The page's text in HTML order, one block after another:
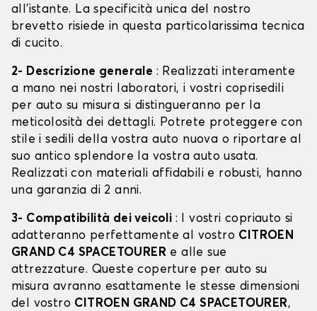
all'istante. La specificità unica del nostro
brevetto risiede in questa particolarissima tecnica
di cucito.
2- Descrizione generale : Realizzati interamente
a mano nei nostri laboratori, i vostri coprisedili
per auto su misura si distingueranno per la
meticolosità dei dettagli. Potrete proteggere con
stile i sedili della vostra auto nuova o riportare al
suo antico splendore la vostra auto usata.
Realizzati con materiali affidabili e robusti, hanno
una garanzia di 2 anni.
3- Compatibilità dei veicoli : I vostri copriauto si
adatteranno perfettamente al vostro CITROEN
GRAND C4 SPACETOURER e alle sue
attrezzature. Queste coperture per auto su
misura avranno esattamente le stesse dimensioni
del vostro CITROEN GRAND C4 SPACETOURER,